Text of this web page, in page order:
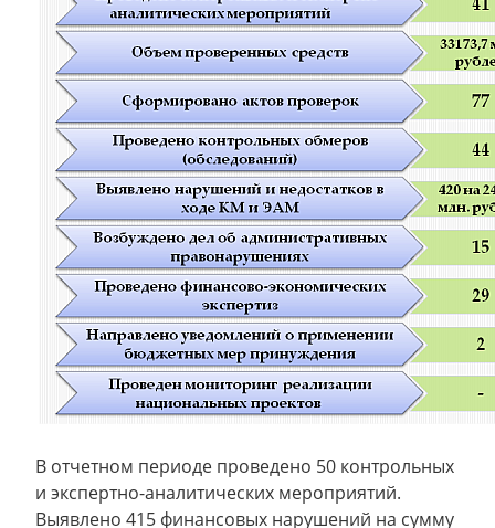
В отчетном периоде проведено 50 контрольных
и экспертно-аналитических мероприятий.
Выявлено 415 финансовых нарушений на сумму